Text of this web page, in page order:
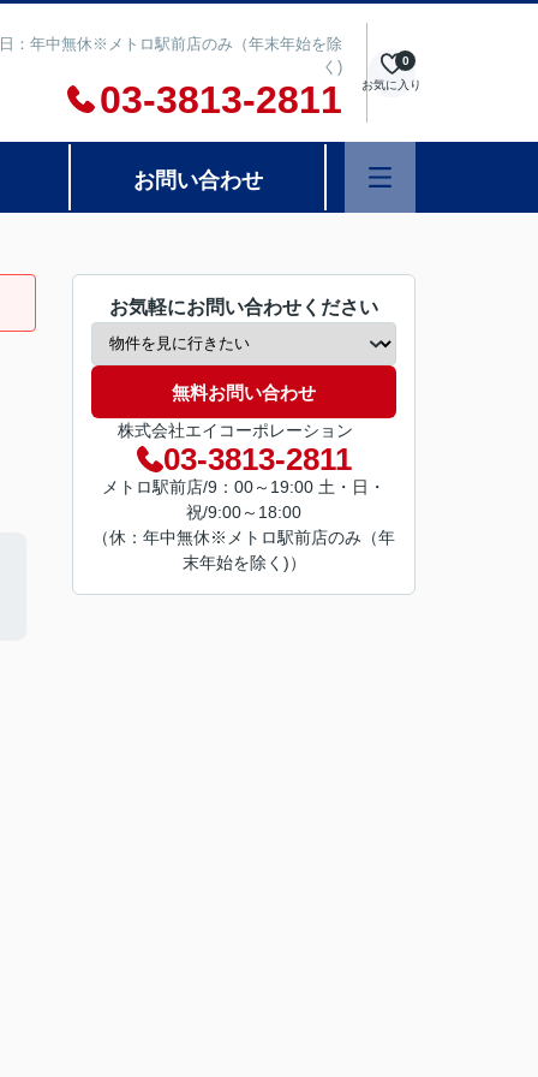
：年中無休※メトロ駅前店のみ（年末年始を除
く)
03-3813-2811 お気に入り
0
お問い合わせ
お気軽にお問い合わせください
無料お問い合わせ
株式会社エイコーポレーション
03-3813-2811
メトロ駅前店/9：00～19:00 土・日・
祝/9:00～18:00
（休：年中無休※メトロ駅前店のみ（年
末年始を除く)）